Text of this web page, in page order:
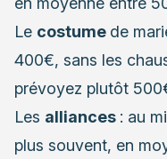
Le costume de
400€, sans les
prévoyez plutôt
Les alliances : au
plus souvent, en